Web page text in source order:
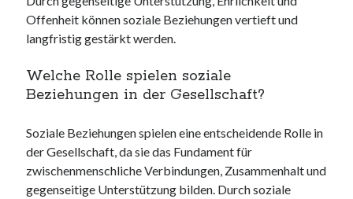
Offenheit können soziale Beziehungen vertieft und
langfristig gestärkt werden.
Welche Rolle spielen soziale
Beziehungen in der Gesellschaft?
Soziale Beziehungen spielen eine entscheidende Rolle in
der Gesellschaft, da sie das Fundament für
zwischenmenschliche Verbindungen, Zusammenhalt und
gegenseitige Unterstützung bilden. Durch soziale